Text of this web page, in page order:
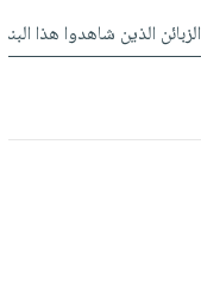
الزبائن الذين شاهدوا هذا